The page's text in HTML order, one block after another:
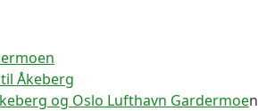
Åkeberg
og Oslo Lufthavn Gardermoen